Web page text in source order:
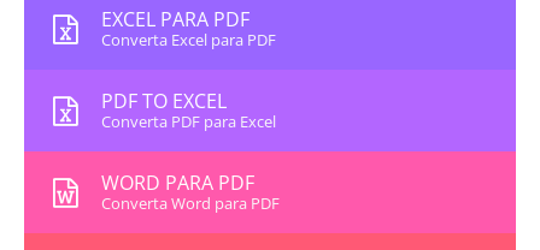
EXCEL PARA PDF
Converta Excel para PDF
PDF TO EXCEL
Converta PDF para Excel
WORD PARA PDF
Converta Word para PDF